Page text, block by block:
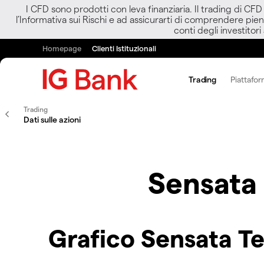
I CFD sono prodotti con leva finanziaria. Il trading di
l’Informativa sui Rischi e ad assicurarti di comprendere
conti degli investitori
Homepage Clienti Istituzionali
Trading
Trading
Dati sulle azioni
Grafico Sensata